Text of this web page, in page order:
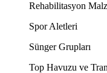
Rehabilitasyon
Spor Aletleri
Sünger Grupları
Top Havuzu ve